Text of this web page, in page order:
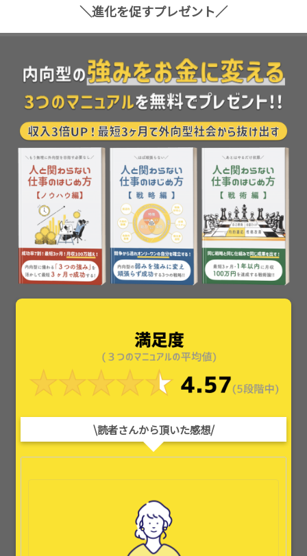
＼進化を促すプレゼント／
\読者さんから頂いた感想/